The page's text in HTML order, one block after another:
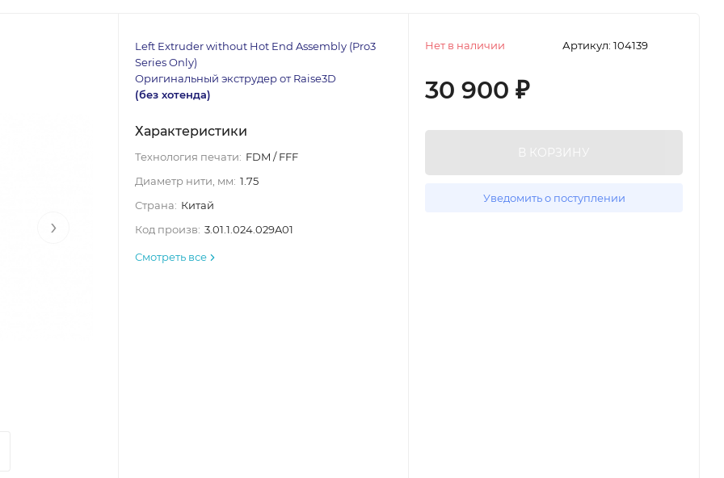
›
Left Extruder without Hot End Assembly (Pro3
Series Only)
Оригинальный экструдер от Raise3D
(без хотенда)
Характеристики
Технология печати: FDM / FFF
Диаметр нити, мм: 1.75
Страна: Китай
Код произв: 3.01.1.024.029A01
Смотреть все
Артикул: 104139
Нет в наличии
30 900₽
В КОРЗИНУ
Уведомить о поступлении